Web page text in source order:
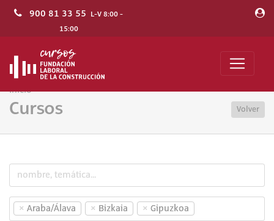
900 81 33 55 L-V 8:00 -
15:00
Inicio
Cursos Volver
× Araba/Álava × Bizkaia × Gipuzkoa